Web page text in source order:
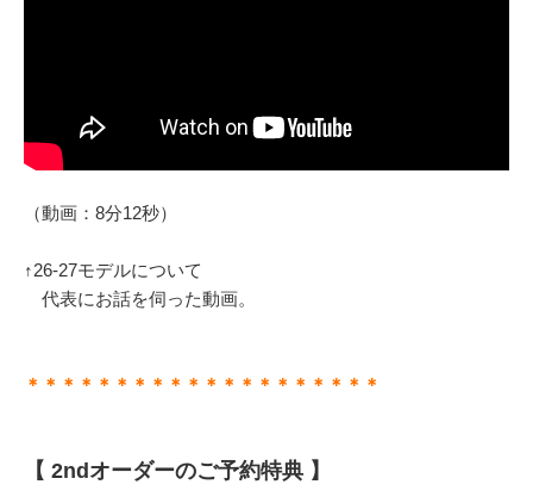
（動画：8分12秒）
↑26-27モデルについて
代表にお話を伺った動画。
＊＊＊＊＊＊＊＊＊＊＊＊＊＊＊＊＊＊＊＊
【 2ndオーダーのご予約特典 】